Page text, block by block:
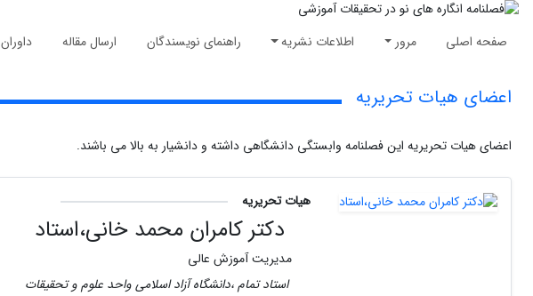
صفحه اصلی مرور اطلاعات نشریه راهنمای نویسندگان ارسال مقاله داوران
اعضای هیات تحریریه
اعضای هیات تحریریه این فصلنامه وابستگی دانشگاهی داشته و دانشیار به بالا می باشند.
هیات تحریریه
دکتر کامران محمد خانی،استاد
مدیریت آموزش عالی
استاد تمام ،دانشگاه آزاد اسلامی واحد علوم و تحقیقات